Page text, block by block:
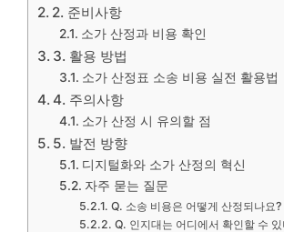
2. 준비사항
소가 산정과 비용 확인
3. 활용 방법
소가 산정표 소송 비용 실전 활용법
4. 주의사항
소가 산정 시 유의할 점
5. 발전 방향
디지털화와 소가 산정의 혁신
자주 묻는 질문
Q. 소송 비용은 어떻게 산정되나요?
Q. 인지대는 어디에서 확인할 수